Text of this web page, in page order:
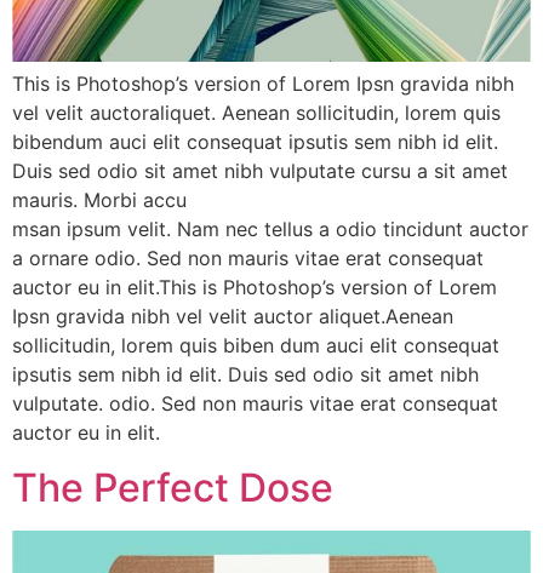
This is Photoshop’s version of Lorem Ipsn gravida nibh
vel velit auctoraliquet. Aenean sollicitudin, lorem quis
bibendum auci elit consequat ipsutis sem nibh id elit.
Duis sed odio sit amet nibh vulputate cursu a sit amet
mauris. Morbi accu
msan ipsum velit. Nam nec tellus a odio tincidunt auctor
a ornare odio. Sed non mauris vitae erat consequat
auctor eu in elit.This is Photoshop’s version of Lorem
Ipsn gravida nibh vel velit auctor aliquet.Aenean
sollicitudin, lorem quis biben dum auci elit consequat
ipsutis sem nibh id elit. Duis sed odio sit amet nibh
vulputate. odio. Sed non mauris vitae erat consequat
auctor eu in elit.
The Perfect Dose